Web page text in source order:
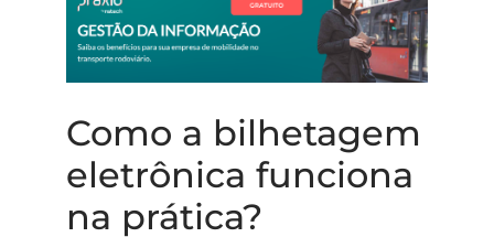
Como a bilhetagem
eletrônica funciona
na prática?